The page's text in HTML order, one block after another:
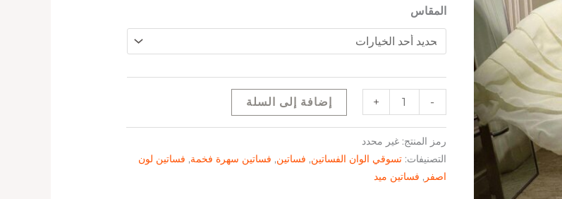
المقاس
-
+ إضافة إلى السلة
رمز المنتج:غير محدد
التصنيفات:تسوقي الوان الفساتين, فساتين, فساتين سهرة فخمة, فساتين لون
اصفر , فساتين ميد